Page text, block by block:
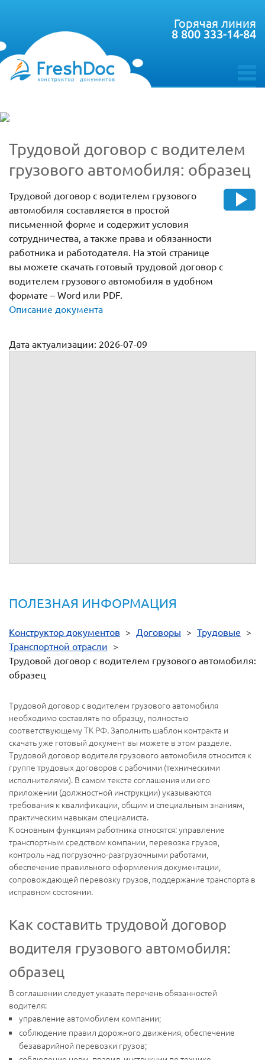
toggle
Горячая линия
8 800 333-14-84
Трудовой договор с водителем
грузового автомобиля: образец
Трудовой договор с водителем грузового
автомобиля составляется в простой
письменной форме и содержит условия
сотрудничества, а также права и обязанности
работника и работодателя. На этой странице
вы можете скачать готовый трудовой договор с
водителем грузового автомобиля в удобном
формате – Word или PDF.
Описание документа
Дата актуализации: 2026-07-09
ПОЛЕЗНАЯ ИНФОРМАЦИЯ
Конструктор документов > Договоры > Трудовые >
Транспортной отрасли >
Трудовой договор с водителем грузового автомобиля:
образец
Трудовой договор с водителем грузового автомобиля
необходимо составлять по образцу, полностью
соответствующему ТК РФ. Заполнить шаблон контракта и
скачать уже готовый документ вы можете в этом разделе.
Трудовой договор водителя грузового автомобиля относится к
группе трудовых договоров с рабочими (техническими
исполнителями). В самом тексте соглашения или его
приложении (должностной инструкции) указываются
требования к квалификации, общим и специальным знаниям,
практическим навыкам специалиста.
К основным функциям работника относятся: управление
транспортным средством компании, перевозка грузов,
контроль над погрузочно-разгрузочными работами,
обеспечение правильного оформления документации,
сопровождающей перевозку грузов, поддержание транспорта в
исправном состоянии.
Как составить трудовой договор
водителя грузового автомобиля:
образец
В соглашении следует указать перечень обязанностей
водителя:
управление автомобилем компании;
соблюдение правил дорожного движения, обеспечение
безаварийной перевозки грузов;